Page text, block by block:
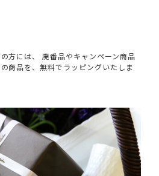
方には、 廃番品やキャンペーン商品
商品を、無料でラッピングいたしま